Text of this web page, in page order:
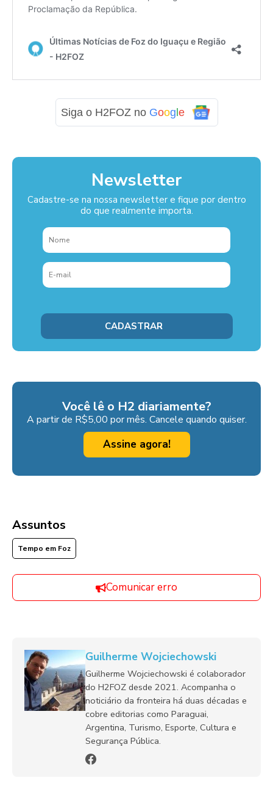
Siga o H2FOZ no Google
Newsletter
Cadastre-se na nossa newsletter e fique por dentro
do que realmente importa.
Você lê o H2 diariamente?
A partir de R$5,00 por mês. Cancele quando quiser.
Assine agora!
Assuntos
Tempo em Foz
Comunicar erro
Guilherme Wojciechowski
Guilherme Wojciechowski é colaborador
do H2FOZ desde 2021. Acompanha o
noticiário da fronteira há duas décadas e
cobre editorias como Paraguai,
Argentina, Turismo, Esporte, Cultura e
Segurança Pública.